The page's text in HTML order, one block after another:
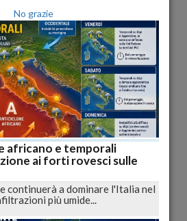
2009 2010 2011
2015 2016 2017
2021 2022 2023
Apr Mag Giu
No grazie
africano e temporali
ai forti rovesci sulle
continuerà a dominare l'Italia nel
più umide...